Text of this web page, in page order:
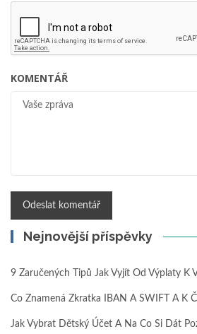
KOMENTÁŘ
Nejnovější příspěvky
9 Zaručených Tipů Jak Vyjít Od Výplaty K
Co Znamená Zkratka IBAN A SWIFT A K
Jak Vybrat Dětský Účet A Na Co Si Dát